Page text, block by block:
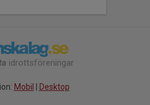
idrottsföreningar
Mobil Desktop